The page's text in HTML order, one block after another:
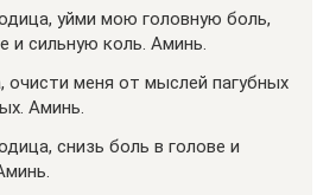
уйми мою головную боль,
и сильную коль. Аминь.
очисти меня от мыслей пагубных
Аминь.
снизь боль в голове и